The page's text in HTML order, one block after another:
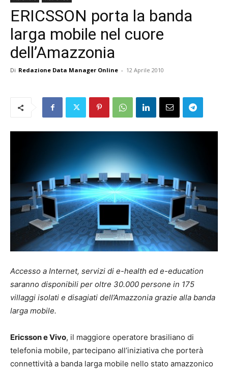
ERICSSON porta la banda
larga mobile nel cuore
dell’Amazzonia
Di Redazione Data Manager Online - 12 Aprile 2010
Accesso a Internet, servizi di e-health ed e-education
saranno disponibili per oltre 30.000 persone in 175
villaggi isolati e disagiati dell’Amazzonia grazie alla banda
larga mobile.
Ericsson e Vivo, il maggiore operatore brasiliano di
telefonia mobile, partecipano all’iniziativa che porterà
connettività a banda larga mobile nello stato amazzonico